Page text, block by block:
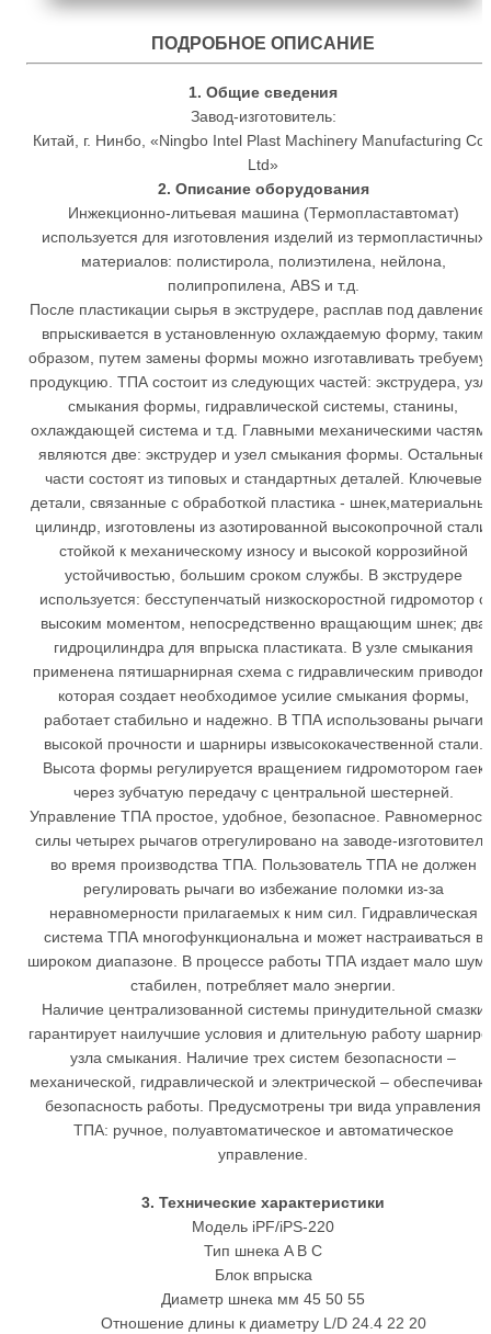
ПОДРОБНОЕ ОПИСАНИЕ
1. Общие сведения
Завод-изготовитель:
Китай, г. Нинбо, «Ningbo Intel Plast Machinery Manufacturing
Ltd»
2. Описание оборудования
Инжекционно-литьевая машина (Термопластавтомат)
используется для изготовления изделий из термопластичных
материалов: полистирола, полиэтилена, нейлона,
полипропилена, АВS и т.д.
После пластикации сырья в экструдере, расплав под
впрыскивается в установленную охлаждаемую форму, таким
образом, путем замены формы можно изготавливать
продукцию. ТПА состоит из следующих частей: экструдера,
смыкания формы, гидравлической системы, станины,
охлаждающей система и т.д. Главными механическими
являются две: экструдер и узел смыкания формы. Остальные
части состоят из типовых и стандартных деталей. Ключевые
детали, связанные с обработкой пластика -
цилиндр, изготовлены из азотированной высокопрочной стали,
стойкой к механическому износу и высокой коррозийной
устойчивостью, большим сроком службы. В экструдере
используется: бесступенчатый низкоскоростной гидромотор с
высоким моментом, непосредственно вращающим шнек; два
гидроцилиндра для впрыска пластиката. В узле смыкания
применена пятишарнирная схема с гидравлическим
которая создает необходимое усилие смыкания формы,
работает стабильно и надежно. В ТПА использованы рычаги
высокой прочности и шарниры извысококачественной стали.
Высота формы регулируется вращением гидромотором гаек
через зубчатую передачу с центральной шестерней.
Управление ТПА простое, удобное, безопасное.
силы четырех рычагов отрегулировано на заводе-изготовителе
во время производства ТПА. Пользователь ТПА не должен
регулировать рычаги во избежание поломки из-за
неравномерности прилагаемых к ним сил. Гидравлическая
система ТПА многофункциональна и может настраиваться в
широком диапазоне. В процессе работы ТПА издает мало
стабилен, потребляет мало энергии.
Наличие централизованной системы принудительной смазки
гарантирует наилучшие условия и длительную работу
узла смыкания. Наличие трех систем безопасности –
механической, гидравлической и электрической –
безопасность работы. Предусмотрены три вида управления
ТПА: ручное, полуавтоматическое и автоматическое
управление.
3. Технические характеристики
Модель iPF/iPS-220
Тип шнека A B C
Блок впрыска
Диаметр шнека мм 45 50 55
Отношение длины к диаметру L/D 24.4 22 20